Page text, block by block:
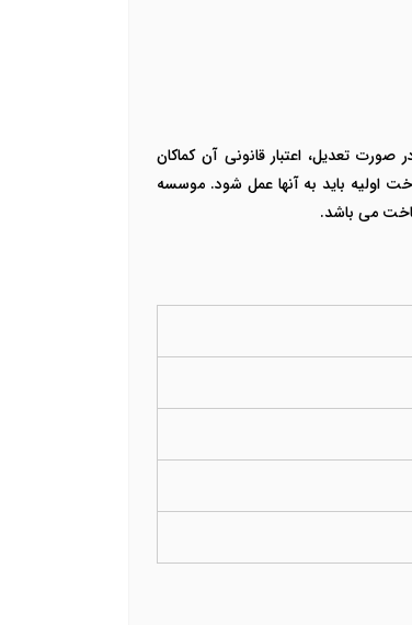
تعدیل، اعتبار قانونی آن کماکان
اولیه باید به آنها عمل شود. موسسه
می باشد.